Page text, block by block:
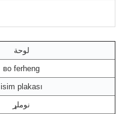
لوحة
во ferheng
isim plakası
نوملړ